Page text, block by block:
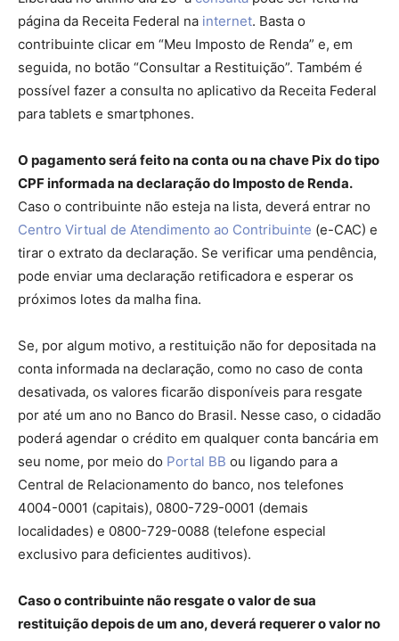
página da Receita Federal na internet. Basta o
contribuinte clicar em “Meu Imposto de Renda” e, em
seguida, no botão “Consultar a Restituição”. Também é
possível fazer a consulta no aplicativo da Receita Federal
para tablets e smartphones.
O pagamento será feito na conta ou na chave Pix do tipo
CPF informada na declaração do Imposto de Renda.
Caso o contribuinte não esteja na lista, deverá entrar no
Centro Virtual de Atendimento ao Contribuinte (e-CAC) e
tirar o extrato da declaração. Se verificar uma pendência,
pode enviar uma declaração retificadora e esperar os
próximos lotes da malha fina.
Se, por algum motivo, a restituição não for depositada na
conta informada na declaração, como no caso de conta
desativada, os valores ficarão disponíveis para resgate
por até um ano no Banco do Brasil. Nesse caso, o cidadão
poderá agendar o crédito em qualquer conta bancária em
seu nome, por meio do Portal BB ou ligando para a
Central de Relacionamento do banco, nos telefones
4004-0001 (capitais), 0800-729-0001 (demais
localidades) e 0800-729-0088 (telefone especial
exclusivo para deficientes auditivos).
Caso o contribuinte não resgate o valor de sua
restituição depois de um ano, deverá requerer o valor no